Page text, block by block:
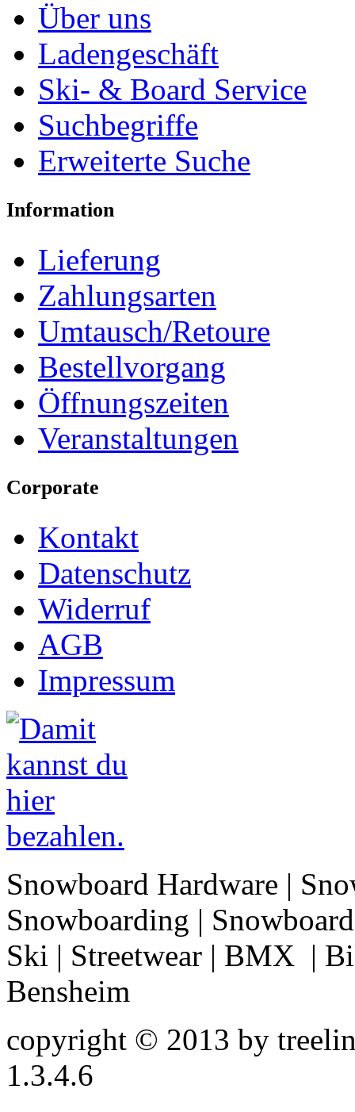
Über uns
Ladengeschäft
Ski- & Board Service
Suchbegriffe
Erweiterte Suche
Information
Lieferung
Zahlungsarten
Umtausch/Retoure
Bestellvorgang
Öffnungszeiten
Veranstaltungen
Corporate
Kontakt
Datenschutz
Widerruf
AGB
Impressum
Snowboard Hardware |
Snowboarding |
Ski | Streetwear | BMX |
Bensheim
copyright © 2013 by
1.3.4.6